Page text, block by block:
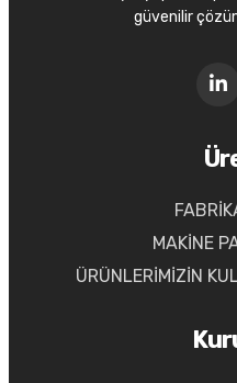
güvenilir
MAKİNE
ÜRÜNLERİMİZİN